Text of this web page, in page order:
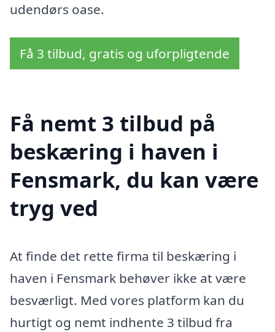
udendørs oase.
Få 3 tilbud, gratis og uforpligtende
Få nemt 3 tilbud på
beskæring i haven i
Fensmark, du kan være
tryg ved
At finde det rette firma til beskæring i
haven i Fensmark behøver ikke at være
besværligt. Med vores platform kan du
hurtigt og nemt indhente 3 tilbud fra